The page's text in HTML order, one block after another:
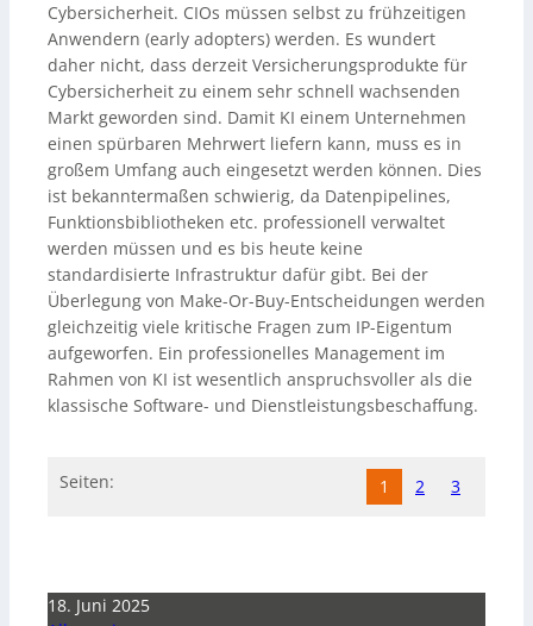
Cybersicherheit. CIOs müssen selbst zu frühzeitigen
Anwendern (early adopters) werden. Es wundert
daher nicht, dass derzeit Versicherungsprodukte für
Cybersicherheit zu einem sehr schnell wachsenden
Markt geworden sind. Damit KI einem Unternehmen
einen spürbaren Mehrwert liefern kann, muss es in
großem Umfang auch eingesetzt werden können. Dies
ist bekanntermaßen schwierig, da Datenpipelines,
Funktionsbibliotheken etc. professionell verwaltet
werden müssen und es bis heute keine
standardisierte Infrastruktur dafür gibt. Bei der
Überlegung von Make-Or-Buy-Entscheidungen werden
gleichzeitig viele kritische Fragen zum IP-Eigentum
aufgeworfen. Ein professionelles Management im
Rahmen von KI ist wesentlich anspruchsvoller als die
klassische Software- und Dienstleistungsbeschaffung.
Seiten: 1 2 3
18. Juni 2025